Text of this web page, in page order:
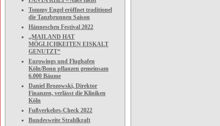
Tommy Engel eröffnet traditionel
die Tanzbrunnen Saison
Hänneschen Festival 2022
„MAILAND HAT
MÖGLICHKEITEN EISKALT
GENUTZT“
Eurowings und Flughafen
Köln/Bonn pflanzen gemeinsam
6.000 Bäume
Daniel Brozowski, Direktor
Finanzen, verlässt die Kliniken
Köln
Fußverkehrs-Check 2022
Bundesweite Strahlkraft